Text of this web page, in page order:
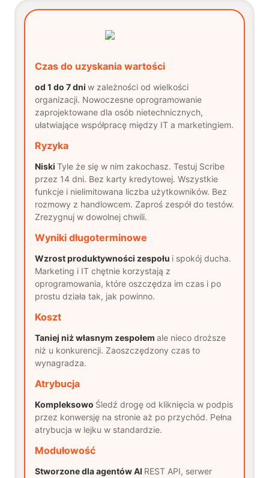
Czas do uzyskania wartości
od 1 do 7 dni w zależności od wielkości
organizacji. Nowoczesne oprogramowanie
zaprojektowane dla osób nietechnicznych,
ułatwiające współpracę między IT a marketingiem.
Ryzyka
Niski Tyle że się w nim zakochasz. Testuj Scribe
przez 14 dni. Bez karty kredytowej. Wszystkie
funkcje i nielimitowana liczba użytkowników. Bez
rozmowy z handlowcem. Zaproś zespół do testów.
Zrezygnuj w dowolnej chwili.
Wyniki długoterminowe
Wzrost produktywności zespołu i spokój ducha.
Marketing i IT chętnie korzystają z
oprogramowania, które oszczędza im czas i po
prostu działa tak, jak powinno.
Koszt
Taniej niż własnym zespołem ale nieco droższe
niż u konkurencji. Zaoszczędzony czas to
wynagradza.
Atrybucja
Kompleksowo Śledź drogę od kliknięcia w podpis
przez konwersję na stronie aż po przychód. Pełna
atrybucja w lejku w standardzie.
Modułowość
Stworzone dla agentów AI REST API, serwer